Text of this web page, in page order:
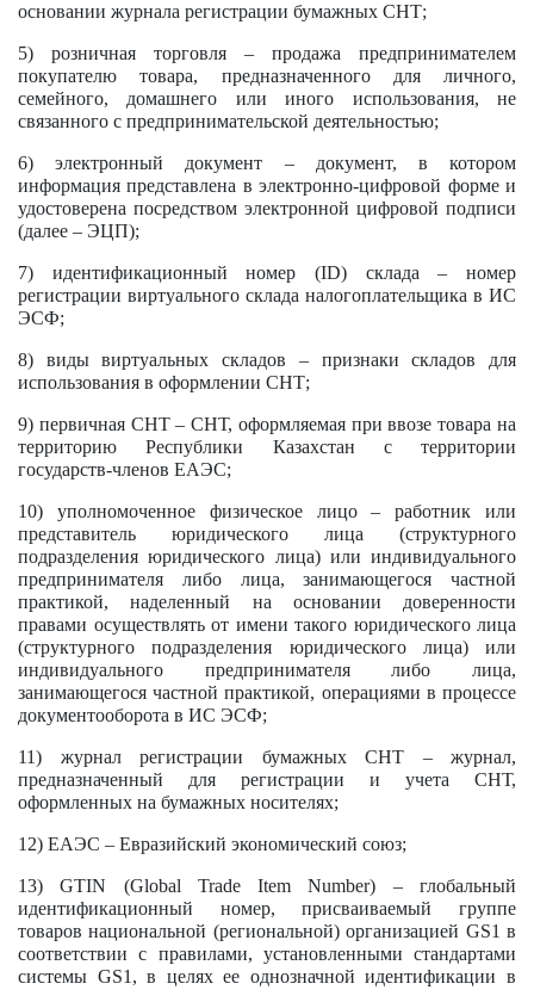
основании журнала регистрации бумажных СНТ;
5) розничная торговля – продажа предпринимателем
покупателю товара, предназначенного для личного,
семейного, домашнего или иного использования, не
связанного с предпринимательской деятельностью;
6) электронный документ – документ, в котором
информация представлена в электронно-цифровой форме и
удостоверена посредством электронной цифровой подписи
(далее – ЭЦП);
7) идентификационный номер (ID) склада – номер
регистрации виртуального склада налогоплательщика в ИС
ЭСФ;
8) виды виртуальных складов – признаки складов для
использования в оформлении СНТ;
9) первичная СНТ – СНТ, оформляемая при ввозе товара на
территорию Республики Казахстан с территории
государств-членов ЕАЭС;
10) уполномоченное физическое лицо – работник или
представитель юридического лица (структурного
подразделения юридического лица) или индивидуального
предпринимателя либо лица, занимающегося частной
практикой, наделенный на основании доверенности
правами осуществлять от имени такого юридического лица
(структурного подразделения юридического лица) или
индивидуального предпринимателя либо лица,
занимающегося частной практикой, операциями в процессе
документооборота в ИС ЭСФ;
11) журнал регистрации бумажных СНТ – журнал,
предназначенный для регистрации и учета СНТ,
оформленных на бумажных носителях;
12) ЕАЭС – Евразийский экономический союз;
13) GTIN (Global Trade Item Number) – глобальный
идентификационный номер, присваиваемый группе
товаров национальной (региональной) организацией GS1 в
соответствии с правилами, установленными стандартами
системы GS1, в целях ее однозначной идентификации в